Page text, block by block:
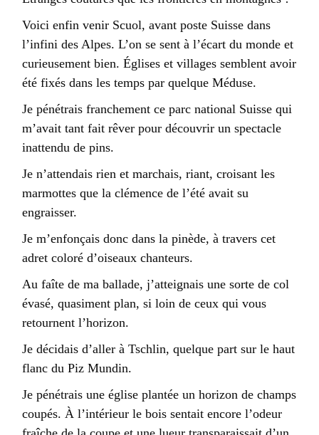
Voici enfin venir Scuol, avant poste Suisse dans
l’infini des Alpes. L’on se sent à l’écart du monde et
curieusement bien. Églises et villages semblent avoir
été fixés dans les temps par quelque Méduse.
Je pénétrais franchement ce parc national Suisse qui
m’avait tant fait rêver pour découvrir un spectacle
inattendu de pins.
Je n’attendais rien et marchais, riant, croisant les
marmottes que la clémence de l’été avait su
engraisser.
Je m’enfonçais donc dans la pinède, à travers cet
adret coloré d’oiseaux chanteurs.
Au faîte de ma ballade, j’atteignais une sorte de col
évasé, quasiment plan, si loin de ceux qui vous
retournent l’horizon.
Je décidais d’aller à Tschlin, quelque part sur le haut
flanc du Piz Mundin.
Je pénétrais une église plantée un horizon de champs
coupés. À l’intérieur le bois sentait encore l’odeur